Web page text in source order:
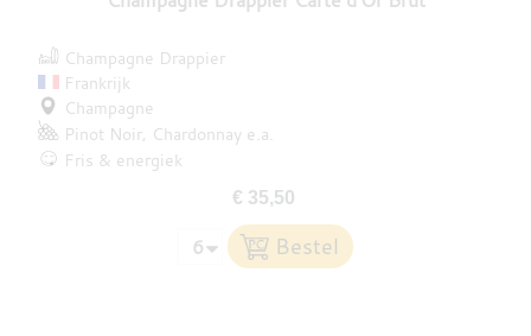
Champagne Drappier
Frankrijk
Champagne
Pinot Noir Chardonnay e.a.
Fris & energiek
€ 35,50